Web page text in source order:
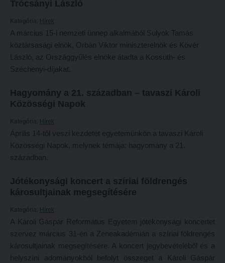
Minőségbiztosítás
Szabályzatok
Nemzetközi mobilitás
Hasznos linkek
Református Pedagógiai Intézet
Képzéseink
Képzési helyszínek
Nagykőrösi képzési hely
Marosvásárhelyi képzési hely
Hitélet
Hittanoktató- és Kántorképző Intézet
Pedagógusképző Intézet
Minőségbiztosítás
Szabályzatok
Rektori utasítások
Nemzetközi mobilitás
Hasznos linkek
Református Pedagógiai Intézet
OKTATÁS
Trócsányi László
Kategória: Hírek
A március 15-i nemzeti ünnep alkalmából Sulyok Tamás
köztársasági elnök, Orbán Viktor miniszterelnök és Kövér
László, az Országgyűlés elnöke átadta a Kossuth- és
Széchenyi-díjakat.
Hagyomány a 21. században – tavaszi Károli
Közösségi Napok
Kategória: Hírek
Április 14-től veszi kezdetét egyetemünkön a tavaszi Károli
Közösségi Napok, melynek témája: hagyomány a 21.
században.
Jótékonysági koncert a szíriai földrengés
károsultjainak megsegítésére
Kategória: Hírek
A Károli Gáspár Református Egyetem jótékonysági koncertet
szervez március 31-én a Zeneakadémián a szíriai földrengés
károsultjainak megsegítésére. A koncert jegybevételéből és a
helyszíni adományokból befolyt összeget a Károli Gáspár